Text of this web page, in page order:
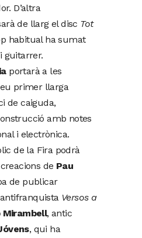
D’altra
de llarg el disc Tot
habitual ha sumat
guitarrer.
portarà a les
primer llarga
de caiguda,
amb notes
i electrònica.
de la Fira podrà
de Pau
de publicar
antifranquista Versos a
Mirambell, antic
, qui ha